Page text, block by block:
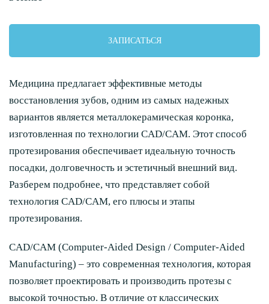
Медицина предлагает эффективные методы
восстановления зубов, одним из самых надежных
вариантов является металлокерамическая коронка,
изготовленная по технологии CAD/CAM. Этот способ
протезирования обеспечивает идеальную точность
посадки, долговечность и эстетичный внешний вид.
Разберем подробнее, что представляет собой
технология CAD/CAM, его плюсы и этапы
протезирования.
CAD/CAM (Computer-Aided Design / Computer-Aided
Manufacturing) – это современная технология, которая
позволяет проектировать и производить протезы с
высокой точностью. В отличие от классических
ЗАПИСАТЬСЯ